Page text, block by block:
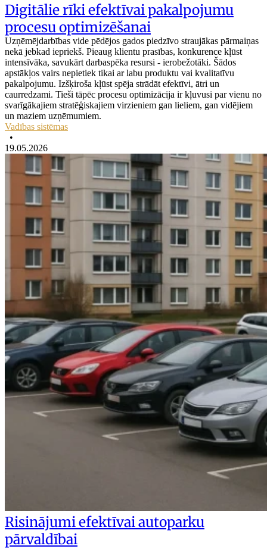
Digitālie rīki efektīvai pakalpojumu
procesu optimizēšanai
Uzņēmējdarbības vide pēdējos gados piedzīvo straujākas pārmaiņas
nekā jebkad iepriekš. Pieaug klientu prasības, konkurence kļūst
intensīvāka, savukārt darbaspēka resursi - ierobežotāki. Šādos
apstākļos vairs nepietiek tikai ar labu produktu vai kvalitatīvu
pakalpojumu. Izšķiroša kļūst spēja strādāt efektīvi, ātri un
caurredzami. Tieši tāpēc procesu optimizācija ir kļuvusi par vienu no
svarīgākajiem stratēģiskajiem virzieniem gan lieliem, gan vidējiem
un maziem uzņēmumiem.
Vadības sistēmas
•
19.05.2026
Risinājumi efektīvai autoparku
pārvaldībai